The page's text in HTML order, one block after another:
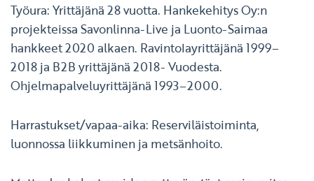
Työura: Yrittäjänä 28 vuotta. Hankekehitys Oy:n
projekteissa Savonlinna-Live ja Luonto-Saimaa
hankkeet 2020 alkaen. Ravintolayrittäjänä 1999–
2018 ja B2B yrittäjänä 2018- Vuodesta.
Ohjelmapalveluyrittäjänä 1993–2000.
Harrastukset/vapaa-aika: Reserviläistoiminta,
luonnossa liikkuminen ja metsänhoito.